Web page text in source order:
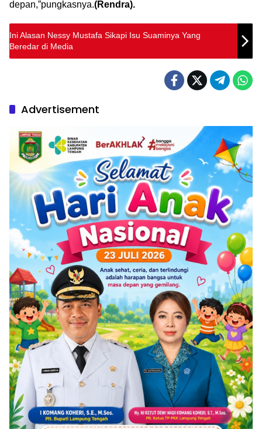
depan,”pungkasnya.(Rendra).
Ini Alasan Nessy Mustafa Sikapi Isu Suaminya Yang
Beredar di Media
Advertisement